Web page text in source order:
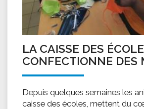
LA CAISSE DES
CONFECTIONNE DES
Depuis quelques semaines les
caisse des écoles, mettent du